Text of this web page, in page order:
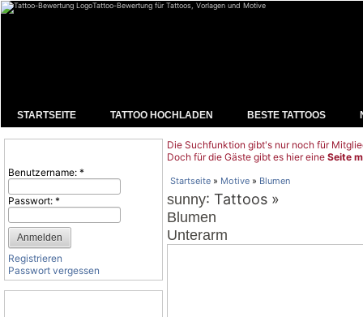
Tattoo-Bewertung für Tattoos, Vorlagen und Motive
STARTSEITE TATTOO HOCHLADEN BESTE TATTOOS
Benutzername: *
Passwort: *
Registrieren
Passwort vergessen
Die Suchfunktion gibt's nur noch für
Doch für die Gäste gibt es hier eine Seite
Startseite » Motive » Blumen
sunny: Tattoos »
Blumen
Unterarm